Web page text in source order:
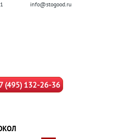
info@stogood.ru
(495) 132-26-36